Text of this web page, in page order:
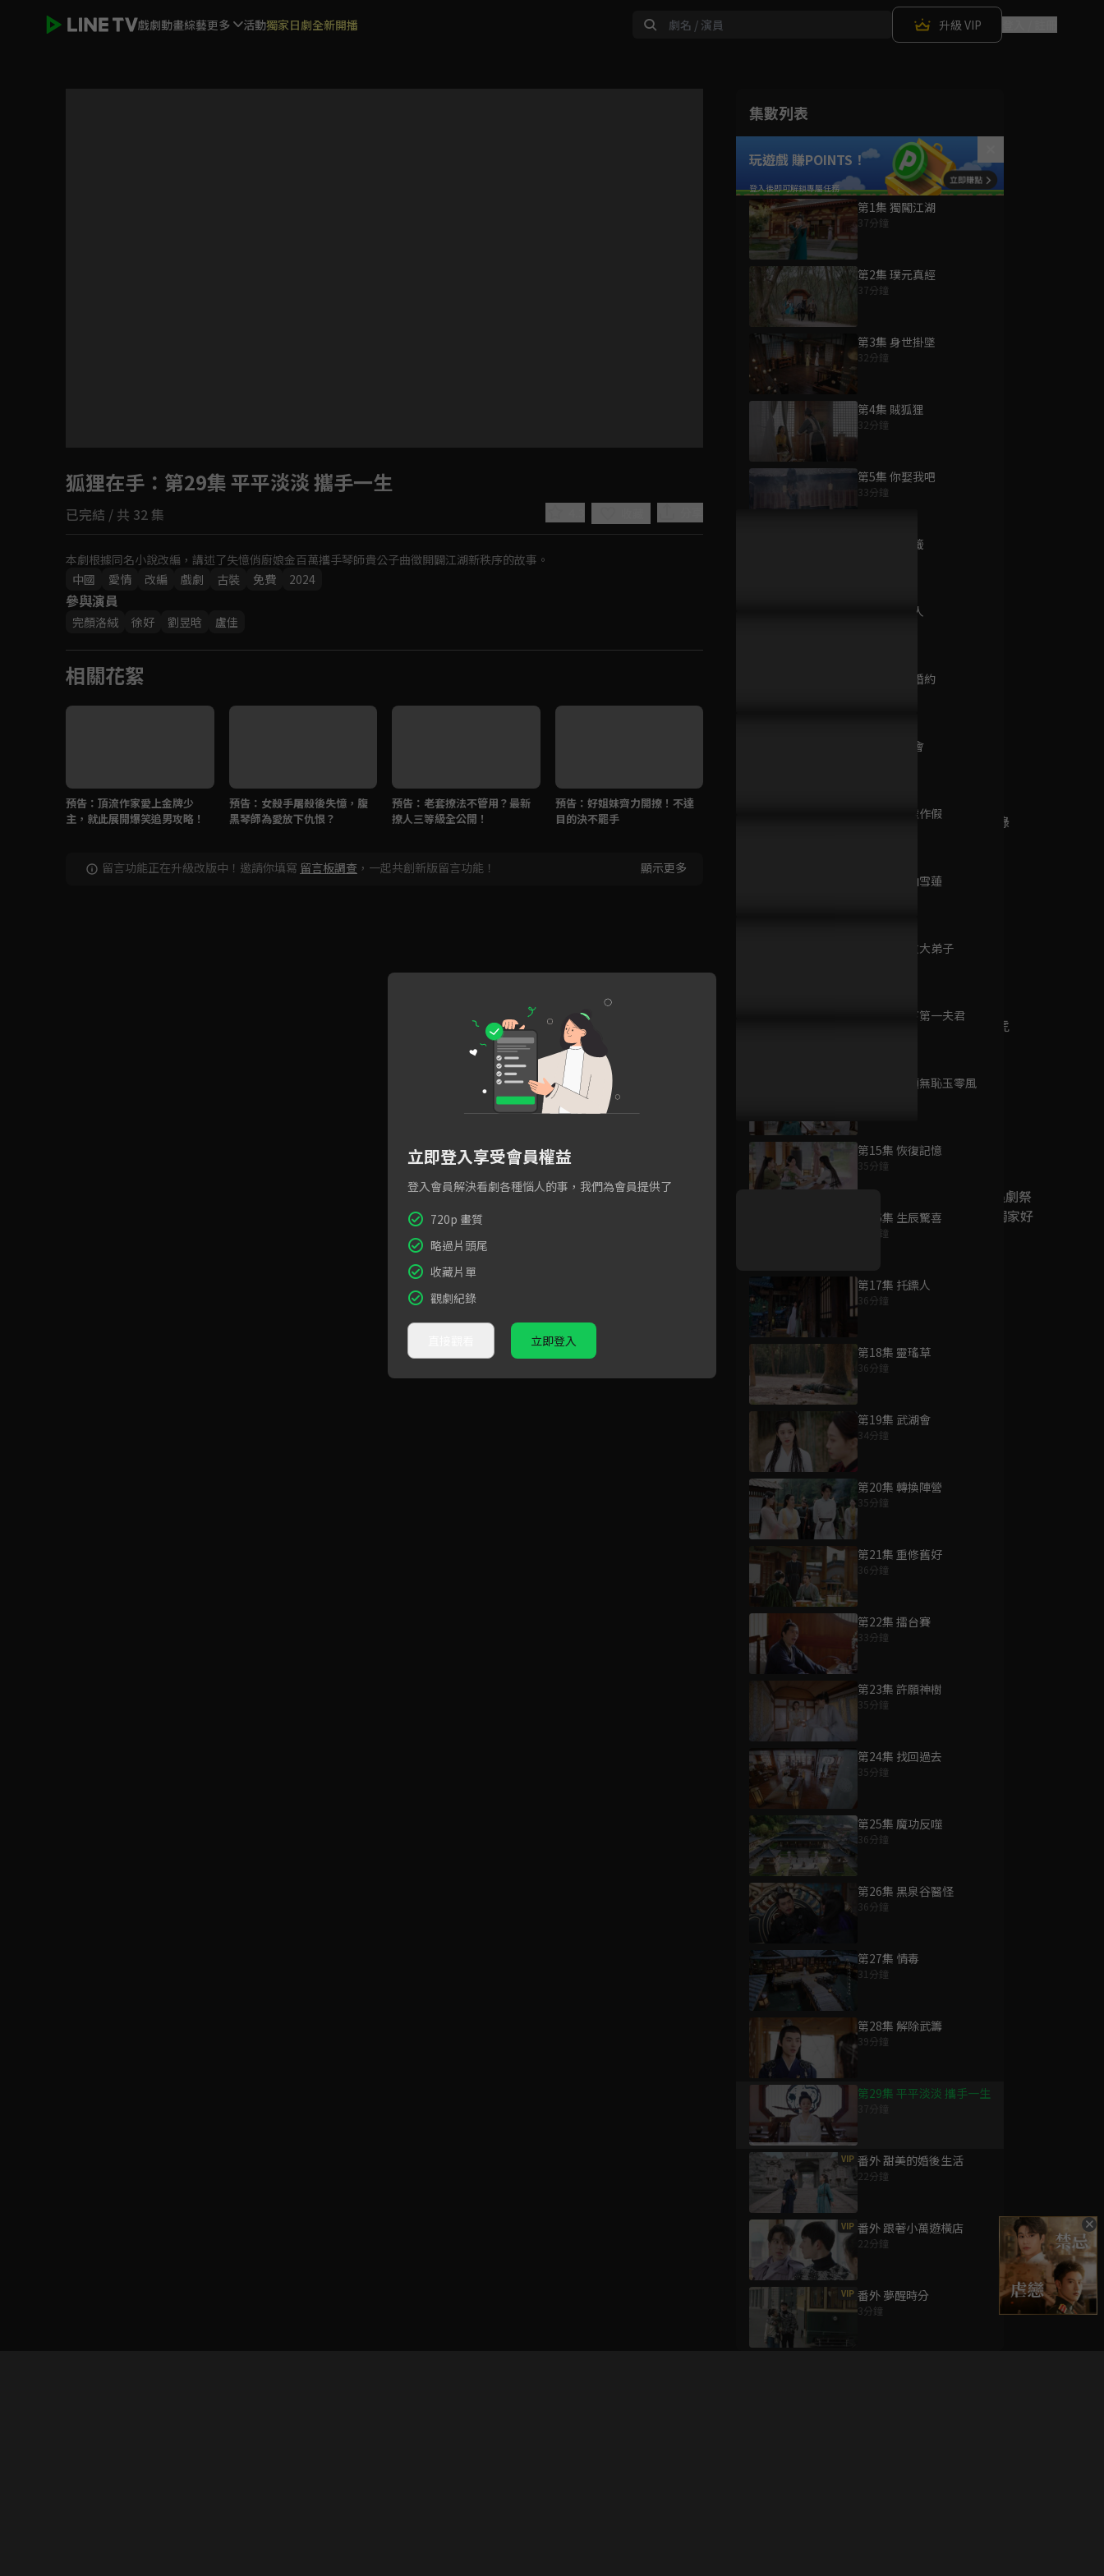
戲劇動畫綜藝更多 活動獨家日劇全新開播 升級 VIP
Play
如有不便請見諒
集數列表
玩遊戲 賺POINTS！
第1集 獨闖江湖
37分鐘
第2集 璞元真經
37分鐘
第3集 身世掛墜
32分鐘
第4集 賊狐狸
32分鐘
第5集 你娶我吧
33分鐘
第6集 姻緣籤
第7集 意中人
第8集 解除婚約
第9集 女眷會
第10集 弄虛作假
第11集 天山雪蓮
第12集 失散大弟子
第13集 天下第一夫君
第14集 厚顏無恥玉零風
第15集 恢復記憶
35分鐘
第16集 生辰驚喜
34分鐘
第17集 托鏢人
36分鐘
第18集 靈瑤草
36分鐘
第19集 武湖會
34分鐘
第20集 轉換陣營
35分鐘
第21集 重修舊好
36分鐘
第22集 擂台賽
33分鐘
第23集 許願神樹
35分鐘
第24集 找回過去
35分鐘
第25集 魔功反噬
36分鐘
第26集 黑泉谷醫怪
36分鐘
第27集 情毒
31分鐘
第28集 解除武籌
39分鐘
第29集 平平淡淡 攜手一生
VIP 番外 甜美的婚後生活
22分鐘
VIP 番外 跟著小萬遊橫店
22分鐘
VIP 番外 夢醒時分
3分鐘
狐狸在手 ：第29集 平平淡淡 攜手一生
已完結 / 共 32 集
本劇根據同名小說改編，講述了失憶俏廚娘金百萬攜手琴師貴公子曲徵開闢江湖新秩序的故事。
中國
愛情 改編 戲劇 古裝 免費 2024
參與演員
完顏洛絨 徐好 劉昱晗 盧佳
相關花絮
預告：頂流作家愛上金牌少
主，就此展開爆笑追男攻略！
預告：女殺手屠殺後失憶，腹
黑琴師為愛放下仇恨？
預告：老套撩法不管用？最新
撩人三等級全公開！
預告：好姐妹齊力開撩！不達
目的決不罷手
留言功能正在升級改版中！邀請你填寫 留言板調查 ，一起共創新版留言功能！ 顯示更多
為您推薦
命運交響曲
已完結 / 共 6 集
台灣地景全紀錄
已完結 / 共 40 集
風流少年唐伯虎
好康資訊
7/21-8/20，盛夏追劇祭
升級VIP最優惠！獨家好
立即登入享受會員權益
登入會員解決看劇各種惱人的事，我們為會員提供了
720p 畫質
略過片頭尾
收藏片單
觀劇紀錄
立即登入